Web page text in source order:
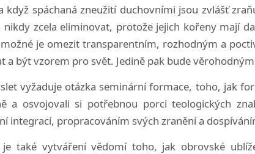
když spáchaná zneužití duchovními jsou zvlášť
nikdy zcela eliminovat, protože jejich kořeny mají
možné je omezit transparentním, rozhodným a
a být vzorem pro svět. Jedině pak bude
vyžaduje otázka seminární formace, toho, jak
a osvojovali si potřebnou porci teologických
integrací, propracováním svých zranění a
je také vytváření vědomí toho, jak obrovské